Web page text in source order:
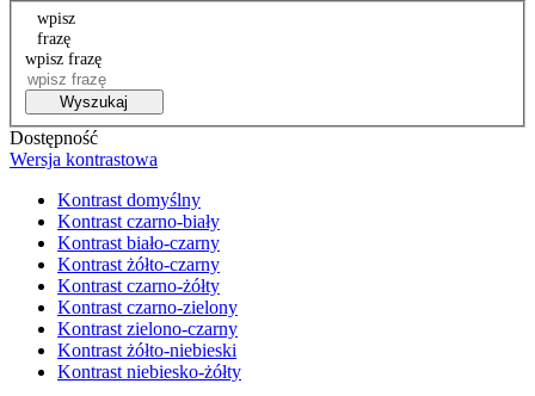
wpisz
frazę
wpisz frazę
Wyszukaj
Dostępność
Wersja kontrastowa
Kontrast domyślny
Kontrast czarno-biały
Kontrast biało-czarny
Kontrast żółto-czarny
Kontrast czarno-żółty
Kontrast czarno-zielony
Kontrast zielono-czarny
Kontrast żółto-niebieski
Kontrast niebiesko-żółty